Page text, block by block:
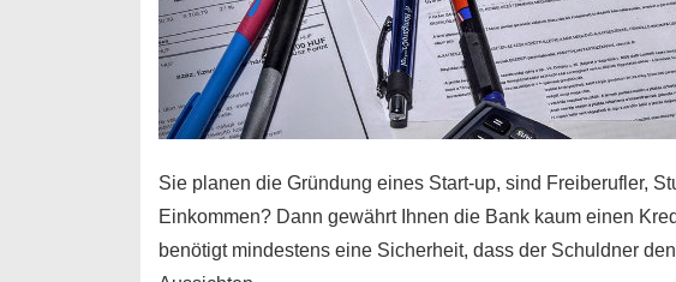
Sie planen die Gründung eines Start-up, sind Freiberufler,
Einkommen? Dann gewährt Ihnen die Bank kaum einen
benötigt mindestens eine Sicherheit, dass der Schuldner